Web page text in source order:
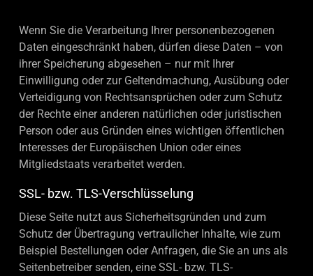
Wenn Sie die Verarbeitung Ihrer personenbezogenen
Daten eingeschränkt haben, dürfen diese Daten – von
ihrer Speicherung abgesehen – nur mit Ihrer
Einwilligung oder zur Geltendmachung, Ausübung oder
Verteidigung von Rechtsansprüchen oder zum Schutz
der Rechte einer anderen natürlichen oder juristischen
Person oder aus Gründen eines wichtigen öffentlichen
Interesses der Europäischen Union oder eines
Mitgliedstaats verarbeitet werden.
SSL- bzw. TLS-Verschlüsselung
Diese Seite nutzt aus Sicherheitsgründen und zum
Schutz der Übertragung vertraulicher Inhalte, wie zum
Beispiel Bestellungen oder Anfragen, die Sie an uns als
Seitenbetreiber senden, eine SSL- bzw. TLS-